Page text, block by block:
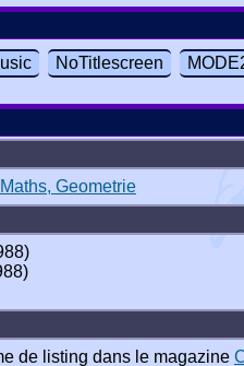
NoTitlescreen
Geometrie
de listing dans le magazine